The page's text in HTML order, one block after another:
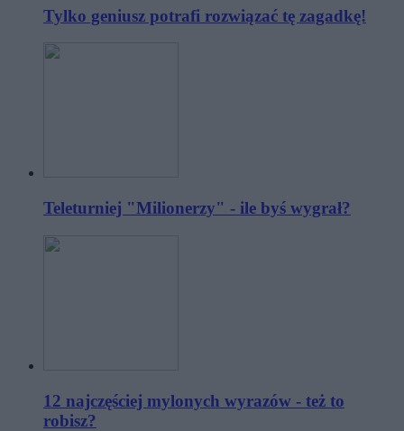
Tylko geniusz potrafi rozwiązać tę zagadkę!
Teleturniej "Milionerzy" - ile byś wygrał?
12 najczęściej mylonych wyrazów - też to
robisz?